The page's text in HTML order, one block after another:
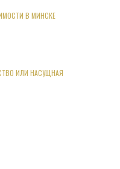
В МИНСКЕ
ИЛИ НАСУЩНАЯ